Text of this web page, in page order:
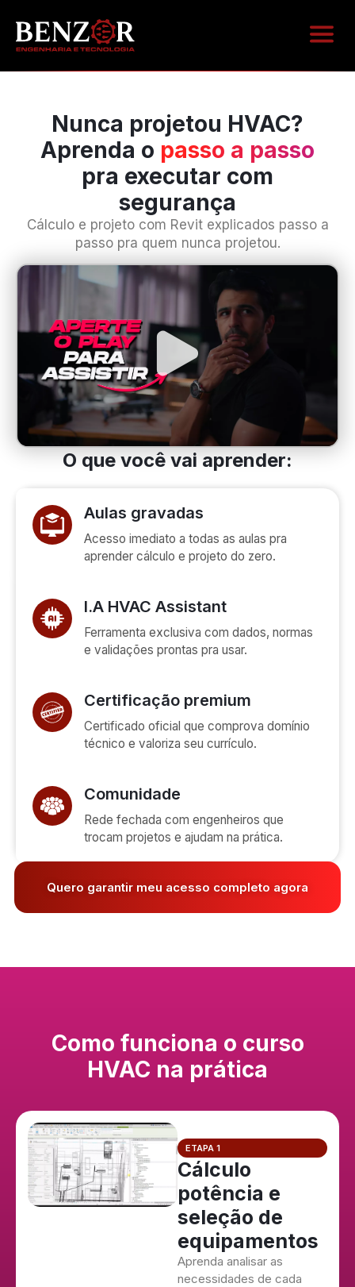
Nunca projetou HVAC?
Aprenda o passo a passo
pra executar com
segurança
Cálculo e projeto com Revit explicados passo a
passo pra quem nunca projetou.
O que você vai aprender:
Aulas gravadas
Acesso imediato a todas as aulas pra
aprender cálculo e projeto do zero.
I.A HVAC Assistant
Ferramenta exclusiva com dados, normas
e validações prontas pra usar.
Certificação premium
Certificado oficial que comprova domínio
técnico e valoriza seu currículo.
Comunidade
Rede fechada com engenheiros que
trocam projetos e ajudam na prática.
Quero garantir meu acesso completo agora
Como funciona o curso
HVAC na prática
ETAPA 1
Cálculo
potência e
seleção de
equipamentos
Aprenda analisar as
necessidades de cada